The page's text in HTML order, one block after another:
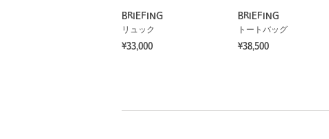
BRIEFING
リュック
¥33,000
BRIEFING
トートバッグ
¥38,500